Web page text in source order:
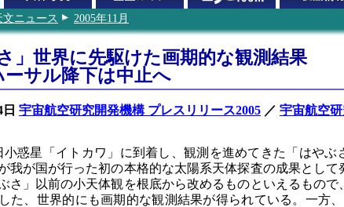
文ニュース 2005年11月
」世界に先駆けた画期的な観測結果
ーサル降下は中止へ
宇宙航空研究開発機構 プレスリリース2005 ／ 宇宙航空
小惑星「イトカワ」に到着し、観測を進めてきた「はやぶ
我が国が行った初の本格的な太陽系天体探査の成果として
さ」以前の小天体観を根底から改めるものといえるもので
た、世界的にも画期的な観測結果が得られている。一方